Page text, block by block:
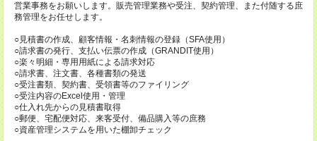
営業事務をお願いします。販売管理業務や受注、契約管理、また付随する庶
務管理をお任せします。
○見積書の作成、顧客情報・名刺情報の登録（SFA使用）
○請求書の発行、支払い伝票の作成（GRANDIT使用）
○楽々明細・専用用紙による請求対応
○請求書、注文書、各種書類の発送
○受注書類、契約書、受領書等のファイリング
○受注内容のExcel使用・管理
○仕入れ先からの見積書取得
○郵便、宅配便対応、来客受付、備品購入等の庶務
○資産管理システムを用いた棚卸チェック